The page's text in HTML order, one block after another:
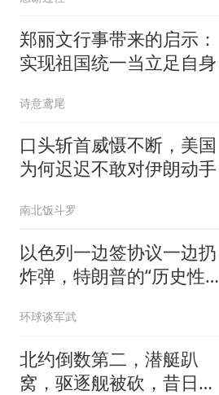
郑丽文行事带来的启示：
实现祖国统一当立足自身
诗意鸢尾
口头斩首威慑不断，美国
为何迟迟不敢对伊朗动手
南北饭斗罗
以色列一边签协议一边扔
炸弹，特朗普的“历史性协
环球谈军武
北约倒数第二，潜艇趴
窝，驱逐舰被砍，昔日的